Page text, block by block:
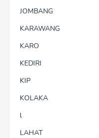
JOMBANG
KARAWANG
KARO
KEDIRI
KIP
KOLAKA
l
LAHAT